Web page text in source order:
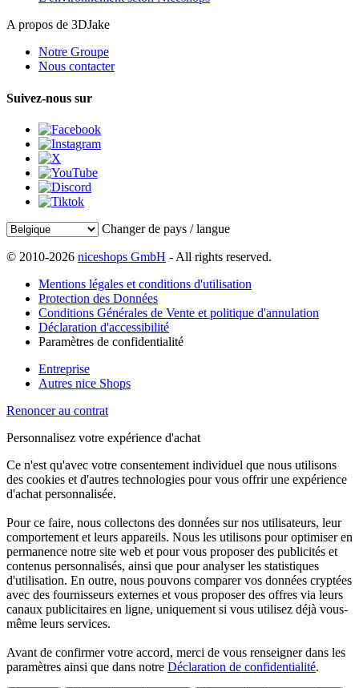
A propos de 3DJake
Notre Groupe
Nous contacter
Suivez-nous sur
Changer de pays / langue
© 2010-2026 niceshops GmbH - All rights reserved.
Mentions légales et conditions d'utilisation
Protection des Données
Conditions Générales de Vente et politique d'annulation
Déclaration d'accessibilité
Paramètres de confidentialité
Entreprise
Autres nice Shops
Renoncer au contrat
Personnalisez votre expérience d'achat
Ce n'est qu'avec votre consentement individuel que nous utilisons
des cookies et d'autres technologies pour vous offrir une expérience
d'achat personnalisée.
Pour ce faire, nous collectons des données sur nos utilisateurs, leur
comportement et leurs appareils. Nous les utilisons pour optimiser en
permanence notre site web et pour vous proposer des publicités et
contenus personnalisés, ainsi que pour analyser les statistiques
d'utilisation. En outre, nous pouvons comparer vos données cryptées
avec des fournisseurs externes et vous proposer des offres via leurs
canaux publicitaires en ligne, uniquement si vous utilisez déjà vous-
même leurs services.
Avant de confirmer votre accord, merci de vous renseigner dans les
paramètres ainsi que dans notre Déclaration de confidentialité.